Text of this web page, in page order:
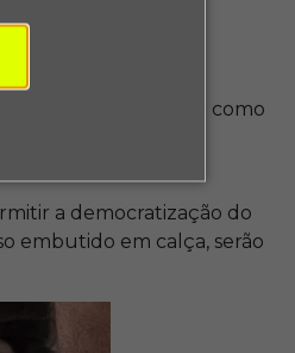
e compreender como
é seguir as
a democratização do
embutido em calça, serão